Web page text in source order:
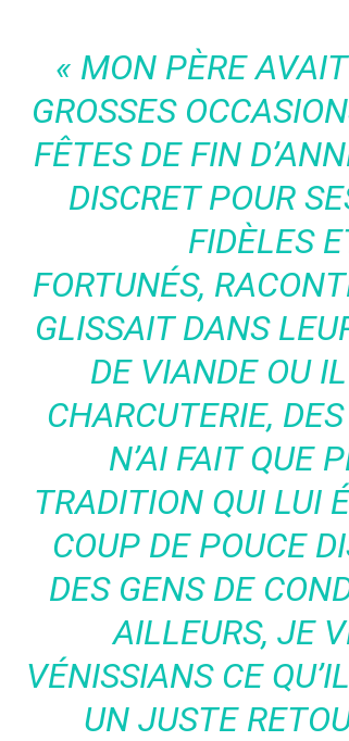
« MON PÈRE
GROSSES
FÊTES DE FIN
DISCRET POUR
FIDÈLES
FORTUNÉS,
GLISSAIT DANS
DE VIANDE OU
CHARCUTERIE,
N’AI FAIT QUE
TRADITION QUI LUI
COUP DE POUCE
DES GENS DE
AILLEURS, JE
VÉNISSIANS CE
UN JUSTE